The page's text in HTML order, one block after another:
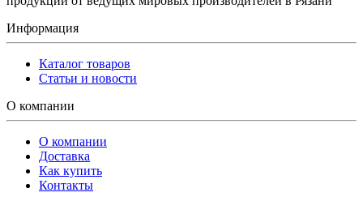
Информация
Каталог товаров
Статьи и новости
О компании
О компании
Доставка
Как купить
Контакты